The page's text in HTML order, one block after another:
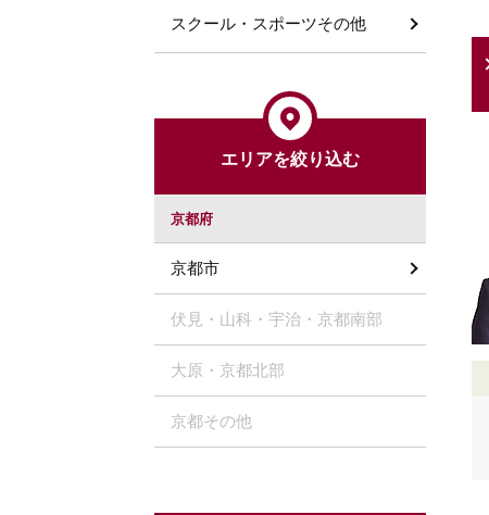
スクール・スポーツその他
エリアを絞り込む
京都府
京都市
伏見・山科・宇治・京都南部
大原・京都北部
京都その他